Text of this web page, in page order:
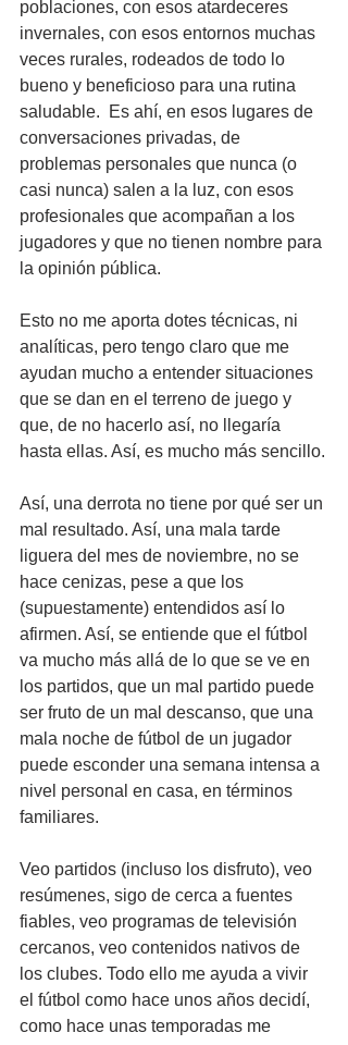
poblaciones, con esos atardeceres
invernales, con esos entornos muchas
veces rurales, rodeados de todo lo
bueno y beneficioso para una rutina
saludable.  Es ahí, en esos lugares de
conversaciones privadas, de
problemas personales que nunca (o
casi nunca) salen a la luz, con esos
profesionales que acompañan a los
jugadores y que no tienen nombre para
la opinión pública.
Esto no me aporta dotes técnicas, ni
analíticas, pero tengo claro que me
ayudan mucho a entender situaciones
que se dan en el terreno de juego y
que, de no hacerlo así, no llegaría
hasta ellas. Así, es mucho más sencillo.
Así, una derrota no tiene por qué ser un
mal resultado. Así, una mala tarde
liguera del mes de noviembre, no se
hace cenizas, pese a que los
(supuestamente) entendidos así lo
afirmen. Así, se entiende que el fútbol
va mucho más allá de lo que se ve en
los partidos, que un mal partido puede
ser fruto de un mal descanso, que una
mala noche de fútbol de un jugador
puede esconder una semana intensa a
nivel personal en casa, en términos
familiares.
Veo partidos (incluso los disfruto), veo
resúmenes, sigo de cerca a fuentes
fiables, veo programas de televisión
cercanos, veo contenidos nativos de
los clubes. Todo ello me ayuda a vivir
el fútbol como hace unos años decidí,
como hace unas temporadas me